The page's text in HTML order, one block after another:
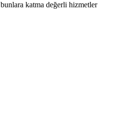
bunlara katma değerli hizmetler